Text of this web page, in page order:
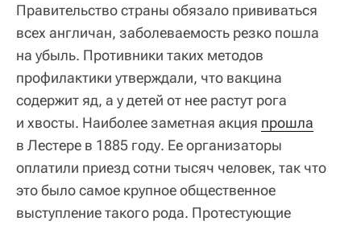
Правительство страны обязало прививаться
всех англичан, заболеваемость резко пошла
на убыль. Противники таких методов
профилактики утверждали, что вакцина
содержит яд, а у детей от нее растут рога
и хвосты. Наиболее заметная акция прошла
в Лестере в 1885 году. Ее организаторы
оплатили приезд сотни тысяч человек, так что
это было самое крупное общественное
выступление такого рода. Протестующие